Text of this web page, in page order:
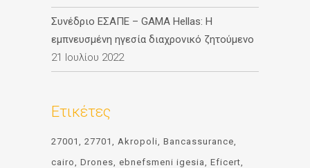
Συνέδριο ΕΣΑΠΕ – GAMA Hellas: Η
εμπνευσμένη ηγεσία διαχρονικό ζητούμενο
21 Ιουλίου 2022
Ετικέτες
27001 27701 Akropoli
Bancassurance
cairo
Drones ebnefsmeni igesia
Eficert